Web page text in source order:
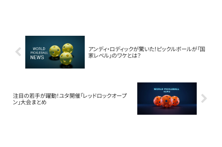
アンディ・ロディックが驚いた！ピックルボールが「国
家レベル」のワケとは？
注目の若手が躍動！ユタ開催「レッドロックオープ
ン」大会まとめ